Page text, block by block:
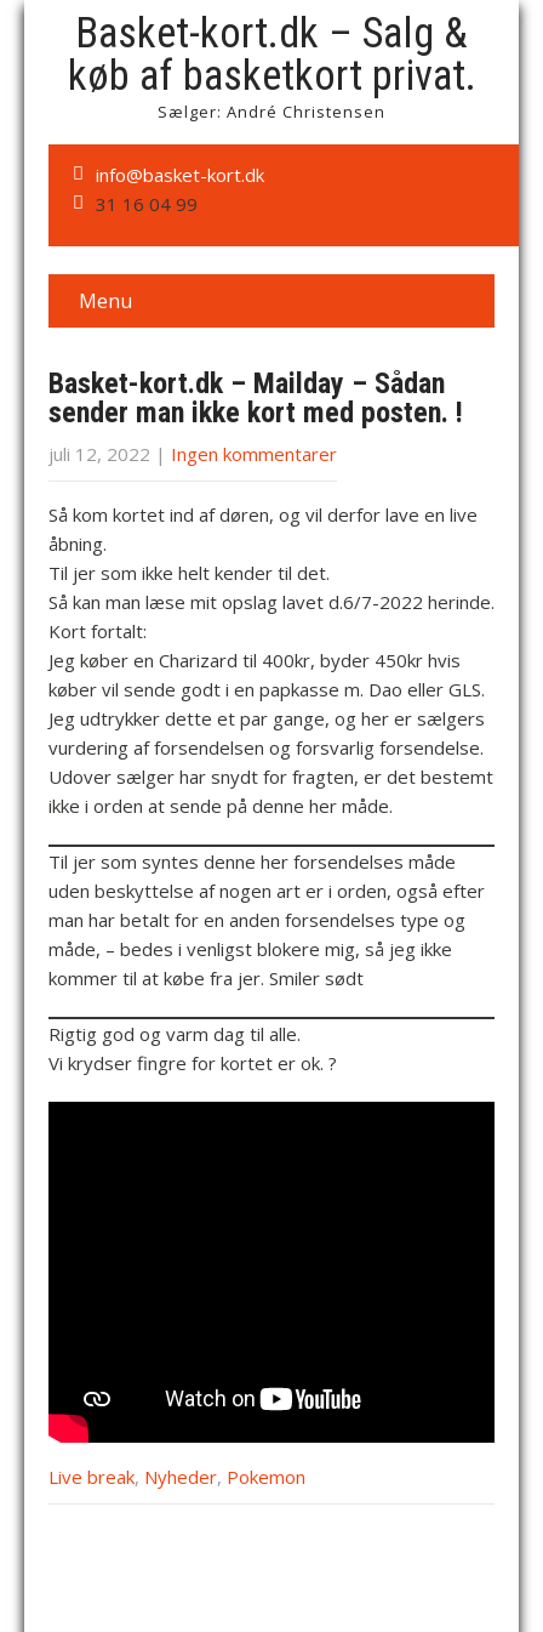
Basket-kort.dk – Salg &
køb af basketkort privat.
Sælger: André Christensen
info@basket-kort.dk
31 16 04 99
Menu
Basket-kort.dk – Mailday – Sådan
sender man ikke kort med posten. !
juli 12, 2022 | Ingen kommentarer
Så kom kortet ind af døren, og vil derfor lave en live
åbning.
Til jer som ikke helt kender til det.
Så kan man læse mit opslag lavet d.6/7-2022 herinde.
Kort fortalt:
Jeg køber en Charizard til 400kr, byder 450kr hvis
køber vil sende godt i en papkasse m. Dao eller GLS.
Jeg udtrykker dette et par gange, og her er sælgers
vurdering af forsendelsen og forsvarlig forsendelse.
Udover sælger har snydt for fragten, er det bestemt
ikke i orden at sende på denne her måde.
Til jer som syntes denne her forsendelses måde
uden beskyttelse af nogen art er i orden, også efter
man har betalt for en anden forsendelses type og
måde, – bedes i venligst blokere mig, så jeg ikke
kommer til at købe fra jer. Smiler sødt
Rigtig god og varm dag til alle.
Vi krydser fingre for kortet er ok. ?
Live break, Nyheder, Pokemon